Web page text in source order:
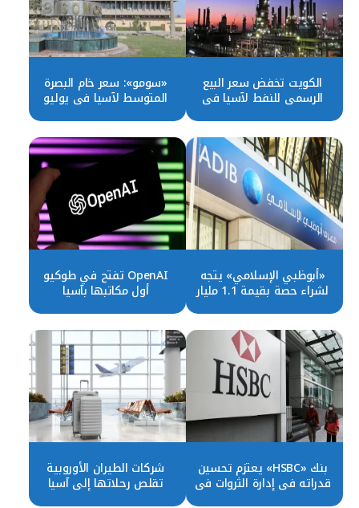
الكويت تخفض سعر البيع
الرسمي للنفط لآسيا في
«سومو»: سعر خام البصرة
المتوسط ​​لآسيا في يوليو
«أبوظبي الإسلامي» يتجه
لشراء حصة بقيمة 1.1 مليار
OpenAI تفتح في طوكيو
أول مكاتبها بآسيا
بنك «HSBC» يعتزم تحسين
قدراته في إدارة الثروات في
شركات الطيران الأوروبية
تقلص رحلاتها إلى آسيا